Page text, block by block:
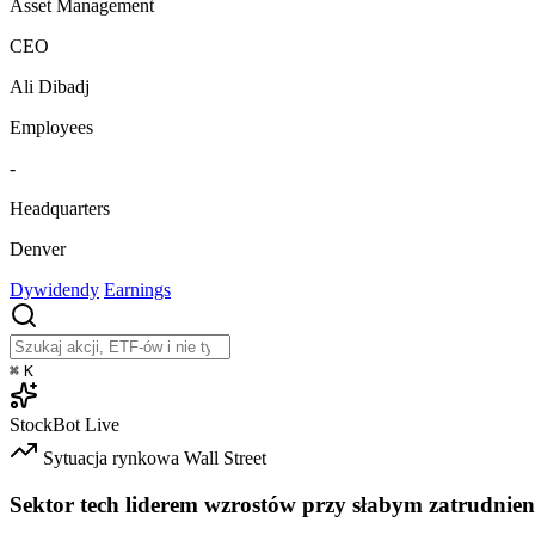
Asset Management
CEO
Ali Dibadj
Employees
-
Headquarters
Denver
Dywidendy Earnings
⌘ K
StockBot Live
Sytuacja rynkowa Wall Street
Sektor tech liderem wzrostów przy słabym